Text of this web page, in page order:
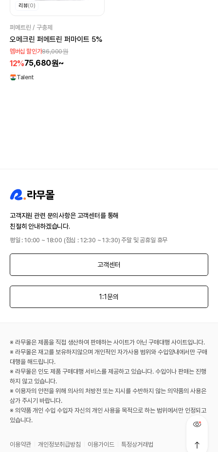
리뷰(0)
퍼메트린 / 구충제
오메크린 퍼메트린 퍼마이트 5%
멤버십 할인가86,000원
12%75,680원~
Talent
고객지원 관련 문의사항은 고객센터를 통해
친절히 안내하겠습니다.
평일 : 10:00 ~ 18:00 (점심 : 12:30 ~ 13:30) 주말 및 공휴일 휴무
고객센터
1:1문의
※ 라무몰은 제품을 직접 생산하여 판매하는 사이트가 아닌 구매대행 사이트입니다.
※ 라무몰은 재고를 보유하지않으며 개인적인 자가사용 범위와 수입양내에서만 구매
대행을 해드립니다.
※ 라무몰은 인도 제품 구매대행 서비스를 제공하고 있습니다. 수입이나 판매는 진행
하지 않고 있습니다.
※ 이용자의 안전을 위해 의사의 처방전 또는 지시를 수반하지 않는 의약품의 사용은
삼가 주시기 바랍니다.
※ 의약품 개인 수입 수입자 자신의 개인 사용을 목적으로 하는 범위에서만 인정되고
있습니다.
이용약관 개인정보취급방침 이용가이드 특정상거래법